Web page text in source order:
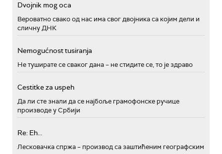
Dvojnik mog oca
Вероватно свако од нас има свог двојника са којим дели и
сличну ДНК
Nemogućnost tusiranja
Не туширате се сваког дана – не стидите се, то је здраво
Cestitke za uspeh
Да ли сте знали да се најбоље грамофонске ручице
производе у Србији
Re: Eh...
Лесковачка спржа – производ са заштићеним географским